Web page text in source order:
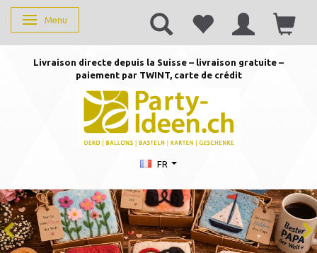
Basculer la navigation
Menu
Livraison directe depuis la Suisse – livraison gratuite –
paiement par TWINT, carte de crédit
FR